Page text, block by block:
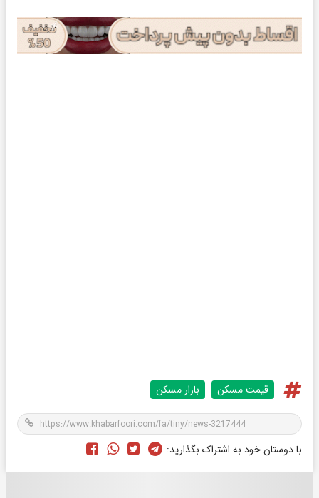
قیمت مسکن بازار مسکن
با دوستان خود به اشتراک بگذارید: